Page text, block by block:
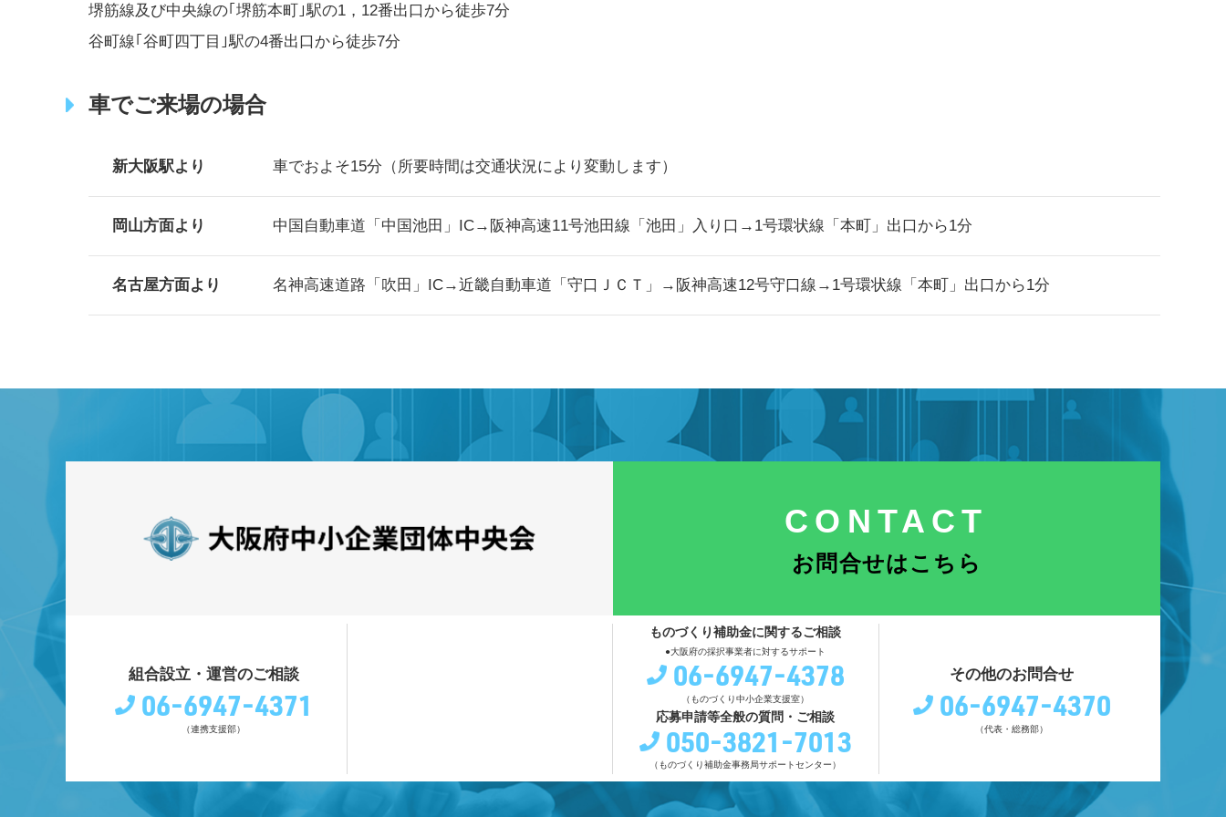
堺筋線及び中央線の｢堺筋本町｣駅の1，12番出口から徒歩7分
谷町線｢谷町四丁目｣駅の4番出口から徒歩7分
車でご来場の場合
新大阪駅より 車でおよそ15分（所要時間は交通状況により変動します）
岡山方面より 中国自動車道「中国池田」IC→阪神高速11号池田線「池田」入り口→1号環状線「本町」出口から1分
名古屋方面より 名神高速道路「吹田」IC→近畿自動車道「守口ＪＣＴ」→阪神高速12号守口線→1号環状線「本町」出口から1分
CONTACT
お問合せはこちら
組合設立・運営のご相談
06-6947-4371
（連携支援部）
ものづくり補助金に関するご相談
●大阪府の採択事業者に対するサポート
06-6947-4378
（ものづくり中小企業支援室）
応募申請等全般の質問・ご相談
050-3821-7013
（ものづくり補助金事務局サポートセンター）
その他のお問合せ
06-6947-4370
（代表・総務部）